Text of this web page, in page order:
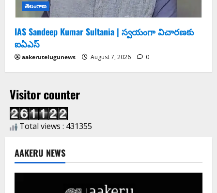
తెలంగాణ
IAS Sandeep Kumar Sultania | స్వ‌యంగా విచార‌ణ‌కు
ఐఏఎస్‌
aakerutelugunews August 7, 2026 0
Visitor counter
Total views : 431355
AAKERU NEWS